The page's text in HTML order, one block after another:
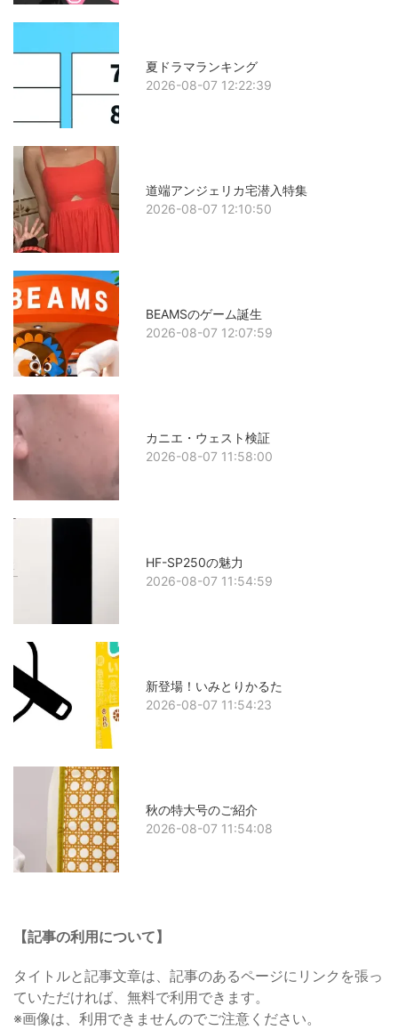
夏ドラマランキング
2026-08-07 12:22:39
道端アンジェリカ宅潜入特集
2026-08-07 12:10:50
BEAMSのゲーム誕生
2026-08-07 12:07:59
カニエ・ウェスト検証
2026-08-07 11:58:00
HF-SP250の魅力
2026-08-07 11:54:59
新登場！いみとりかるた
2026-08-07 11:54:23
秋の特大号のご紹介
2026-08-07 11:54:08
【記事の利用について】
タイトルと記事文章は、記事のあるページにリンクを張っ
ていただければ、無料で利用できます。
※画像は、利用できませんのでご注意ください。